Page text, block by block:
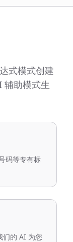
式模式创建
辅助模式生
码等专有标
们的 AI 为您